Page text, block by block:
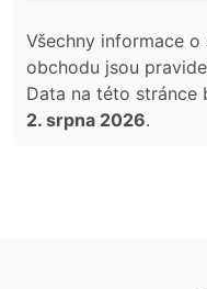
Všechny informace
obchodu jsou
Data na této stránce
2. srpna 2026.